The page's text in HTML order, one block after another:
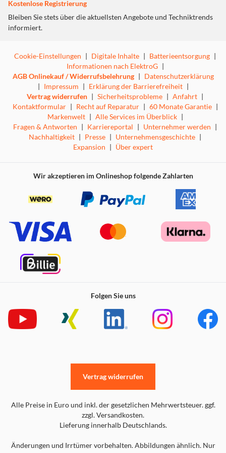
Kostenlose Registrierung
Bleiben Sie stets über die aktuellsten Angebote und Techniktrends
informiert.
Cookie-Einstellungen | Digitale Inhalte | Batterieentsorgung |
Informationen nach ElektroG |
AGB Onlinekauf / Widerrufsbelehrung | Datenschutzerklärung
| Impressum | Erklärung der Barrierefreiheit |
Vertrag widerrufen | Sicherheitsprobleme | Anfahrt |
Kontaktformular | Recht auf Reparatur | 60 Monate Garantie |
Markenwelt | Alle Services im Überblick |
Fragen & Antworten | Karriereportal | Unternehmer werden |
Nachhaltigkeit | Presse | Unternehmensgeschichte |
Expansion | Über expert
Wir akzeptieren im Onlineshop folgende Zahlarten
Folgen Sie uns
Alle Preise in Euro und inkl. der gesetzlichen Mehrwertsteuer. ggf.
zzgl. Versandkosten.
Lieferung innerhalb Deutschlands.
Änderungen und Irrtümer vorbehalten. Abbildungen ähnlich. Nur
Vertrag widerrufen